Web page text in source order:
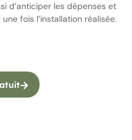
d’anticiper les dépenses et
fois l’installation réalisée.